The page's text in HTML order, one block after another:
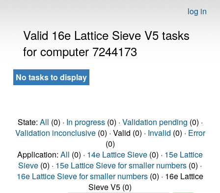
log in
Valid 16e Lattice Sieve V5 tasks
for computer 7244173
No tasks to display
State: All (0) · In progress(0) · Validation pending (0) ·
Validation inconclusive(0) · Valid (0) · Invalid (0) · Error
(0)
Application: All (0) · 14e Lattice Sieve (0) · 15e Lattice
Sieve (0) · 15e Lattice Sieve for smaller numbers (0) ·
16e Lattice Sieve for smaller numbers (0) · 16e Lattice
Sieve V5 (0)